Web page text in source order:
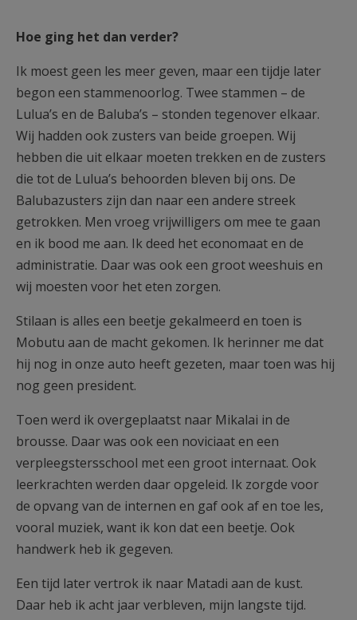
Hoe ging het dan verder?
Ik moest geen les meer geven, maar een tijdje later
begon een stammenoorlog. Twee stammen – de
Lulua’s en de Baluba’s – stonden tegenover elkaar.
Wij hadden ook zusters van beide groepen. Wij
hebben die uit elkaar moeten trekken en de zusters
die tot de Lulua’s behoorden bleven bij ons. De
Balubazusters zijn dan naar een andere streek
getrokken. Men vroeg vrijwilligers om mee te gaan
en ik bood me aan. Ik deed het economaat en de
administratie. Daar was ook een groot weeshuis en
wij moesten voor het eten zorgen.
Stilaan is alles een beetje gekalmeerd en toen is
Mobutu aan de macht gekomen. Ik herinner me dat
hij nog in onze auto heeft gezeten, maar toen was hij
nog geen president.
Toen werd ik overgeplaatst naar Mikalai in de
brousse. Daar was ook een noviciaat en een
verpleegstersschool met een groot internaat. Ook
leerkrachten werden daar opgeleid. Ik zorgde voor
de opvang van de internen en gaf ook af en toe les,
vooral muziek, want ik kon dat een beetje. Ook
handwerk heb ik gegeven.
Een tijd later vertrok ik naar Matadi aan de kust.
Daar heb ik acht jaar verbleven, mijn langste tijd.